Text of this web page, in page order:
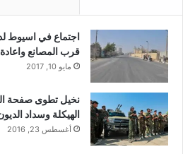
اجتماع في اسيوط
قرب المصانع
مايو 10, 2017
نخيل تطوى صفحة
الهيكلة وسداد
أغسطس 23, 2016